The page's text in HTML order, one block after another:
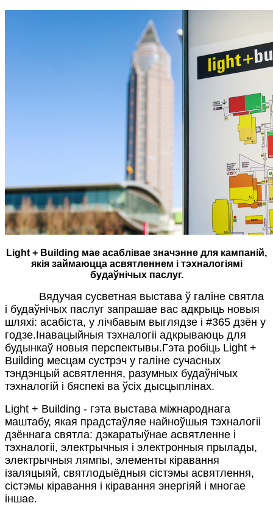
Light + Building мае асаблівае значэнне для кампаній,
якія займаюцца асвятленнем і тэхналогіямі
будаўнічых паслуг.
Вядучая сусветная выстава ў галіне святла
і будаўнічых паслуг запрашае вас адкрыць новыя
шляхі: асабіста, у лічбавым выглядзе і #365 дзён у
годзе.Інавацыйныя тэхналогіі адкрываюць для
будынкаў новыя перспектывы.Гэта робіць Light +
Building месцам сустрэч у галіне сучасных
тэндэнцый асвятлення, разумных будаўнічых
тэхналогій і бяспекі ва ўсіх дысцыплінах.
Light + Building - гэта выстава міжнароднага
маштабу, якая прадстаўляе найноўшыя тэхналогіі
дзённага святла: дэкаратыўнае асвятленне і
тэхналогіі, электрычныя і электронныя прылады,
электрычныя лямпы, элементы кіравання
ізаляцыяй, святлодыёдныя сістэмы асвятлення,
сістэмы кіравання і кіравання энергіяй і многае
іншае.